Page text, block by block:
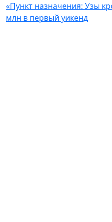
«Пункт назначения: Узы
млн в первый уикенд